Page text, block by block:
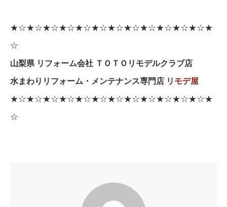
★☆★☆★☆★☆★☆★☆★☆★☆★☆★☆★☆★☆★
☆
山梨県 リフォーム会社 ＴＯＴＯリモデルクラブ店
水まわりリフォーム・メンテナンス専門店 リモデ屋
★☆★☆★☆★☆★☆★☆★☆★☆★☆★☆★☆★☆★
☆